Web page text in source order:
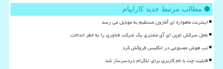
مطالب مرتبط جدید کاراپیام
اینترنت ماهواره ای آمازون مستقیم به موبایل می رسد
عامل سرکش اوپن ای آی مشتری یک شرکت فناوری را به خطر انداخت
تب هوش مصنوعی در انگلیس فروکش کرد
قابلیت چت با نام کاربری برای تلگرام دردسرساز شد